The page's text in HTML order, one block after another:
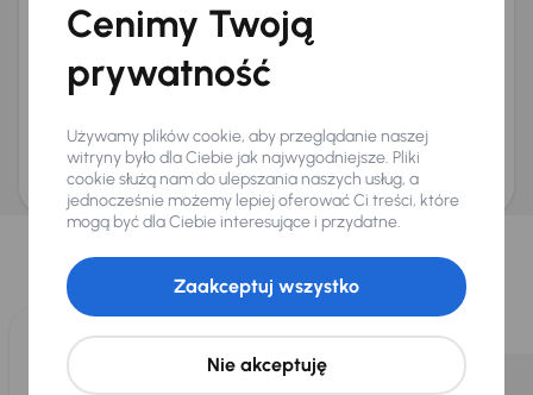
Na e-mail(opcjonalnie)
Na numer telefonu (opcjonalnie)
Wyślij zapytanie
ani zagwarantowaną dostępnością pojazdu. AURES Holdings a.s., z siedzibą
Dopraváků 874/15, Čimice, 184 00 Praga 8, będzie przechowywać i przetwarzać
Twoje dane osobowe zgodnie z zasadami ochrony i przetwarzaniadanych
osobowych.
Wybraliśmy dla Ciebie
Wybieramy dla Ciebie
z naszej oferty. Kupimy
dla Ciebiedo 400 pojazdówkażdego dnia.
Cenimy Twoją
prywatność
Używamy plików cookie, aby przeglądanie naszej
witryny było dla Ciebie jak najwygodniejsze. Pliki
cookie służą nam do ulepszania naszych usług, a
jednocześnie możemy lepiej oferować Ci treści, które
mogą być dla Ciebie interesujące i przydatne.
Nie akceptuję
Zaakceptuj wszystko